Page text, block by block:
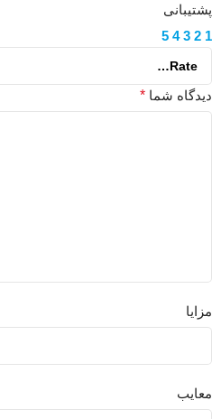
پشتیبانی
1
2
3
4
5
دیدگاه شما *
مزایا
معایب